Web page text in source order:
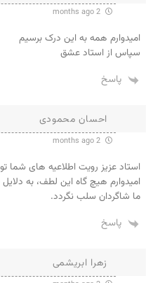
امیدوارم همه به این درک برسیم
سپاس از استاد عشق
پاسخ
احسان محمودی
استاد عزیز رویت اطلاعیه های
امیدوارم هیچ گاه این لطف، به
ما شاگردان سلب نگردد.
پاسخ
زهرا ابریشمی